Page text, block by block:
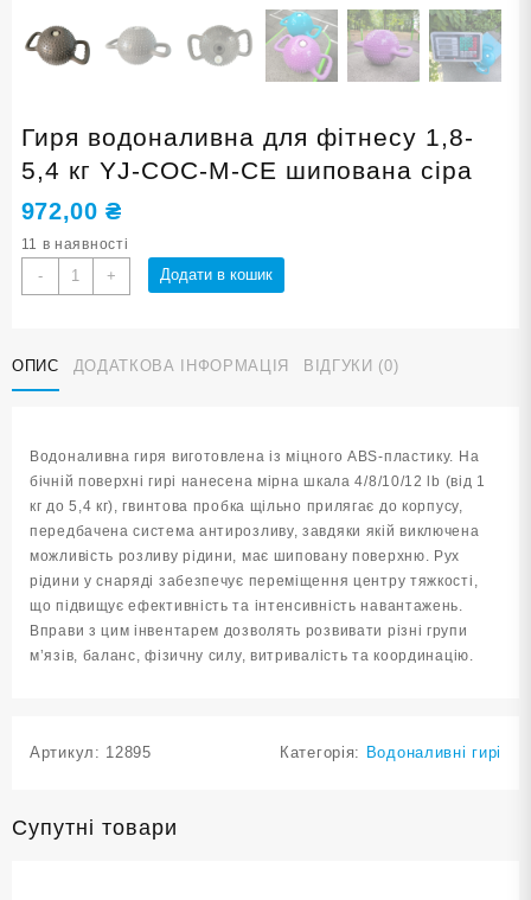
Гиря водоналивна для фітнесу 1,8-
5,4 кг YJ-COC-M-СЕ шипована сіра
972,00₴
11 в наявності
-
Гиря
водоналивна
1,8-
5,4
COC-
шипована
кількість
+ Додати в кошик
ОПИС ДОДАТКОВА ІНФОРМАЦІЯ ВІДГУКИ (0)
Водоналивна гиря виготовлена із міцного ABS-пластику. На
бічній поверхні гирі нанесена мірна шкала 4/8/10/12 lb (від 1
кг до 5,4 кг), гвинтова пробка щільно прилягає до корпусу,
передбачена система антирозливу, завдяки якій виключена
можливість розливу рідини, має шиповану поверхню. Рух
рідини у снаряді забезпечує переміщення центру тяжкості,
що підвищує ефективність та інтенсивність навантажень.
Вправи з цим інвентарем дозволять розвивати різні групи
м’язів, баланс, фізичну силу, витривалість та координацію.
Артикул: 12895 Категорія: Водоналивні гирі
Супутні товари